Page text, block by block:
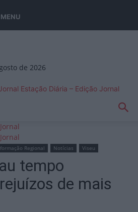
MENU
de 2026
Estação Diária – Edição Jornal
Regional Notícias Viseu
tempo
de mais